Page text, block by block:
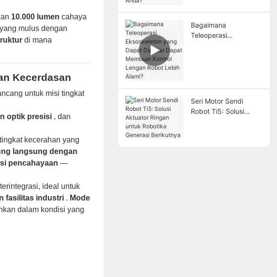
10.000 lumen cahaya
mulus dengan
di mana
Kecerdasan
untuk misi tingkat
optik presisi, dan
kecerahan yang
langsung dengan
pencahayaan —
ideal untuk
fasilitas industri. Mode
dalam kondisi yang
Bagaimana
Teleoperasi
Seri Motor Sendi
Robot Ti5: Solusi